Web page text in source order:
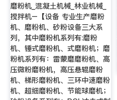
磨粉机_混凝土机械_林业机械_
搅拌机–【设备 专业生产磨粉
机、磨粉机、砂粉设备三大系
列，其中磨粉机系列有:磨粉
机、锤式磨粉机、式磨粉机；磨
粉机系列有：雷蒙磨磨粉机、高
压微粉磨粉机，高压悬辊磨粉
机、梯形磨粉机、三环中速磨粉
机、超细磨粉机、节能球磨机；